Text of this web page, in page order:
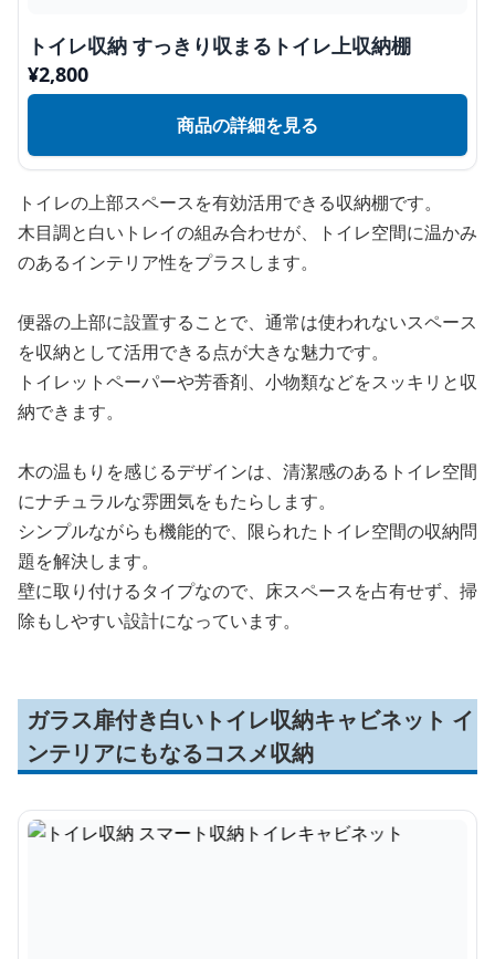
トイレ収納 すっきり収まるトイレ上収納棚
¥2,800
商品の詳細を見る
トイレの上部スペースを有効活用できる収納棚です。
木目調と白いトレイの組み合わせが、トイレ空間に温かみ
のあるインテリア性をプラスします。
便器の上部に設置することで、通常は使われないスペース
を収納として活用できる点が大きな魅力です。
トイレットペーパーや芳香剤、小物類などをスッキリと収
納できます。
木の温もりを感じるデザインは、清潔感のあるトイレ空間
にナチュラルな雰囲気をもたらします。
シンプルながらも機能的で、限られたトイレ空間の収納問
題を解決します。
壁に取り付けるタイプなので、床スペースを占有せず、掃
除もしやすい設計になっています。
ガラス扉付き白いトイレ収納キャビネット イ
ンテリアにもなるコスメ収納